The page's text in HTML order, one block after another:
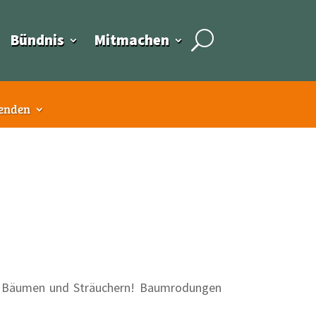
Bündnis Mitmachen
und Sträuchern! Baumrodungen